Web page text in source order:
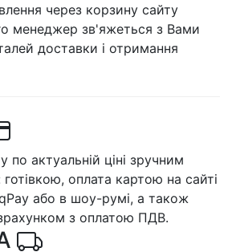
через корзину сайту
менеджер зв'яжеться з Вами
доставки і отримання
актуальній ціні зручним
оплата картою на сайті
або в шоу-румі, а також
з оплатою ПДВ.